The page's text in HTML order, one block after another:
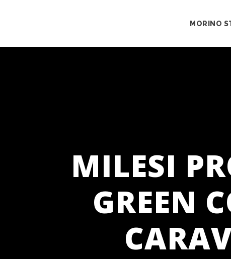
MORINO
MILESI
GREEN